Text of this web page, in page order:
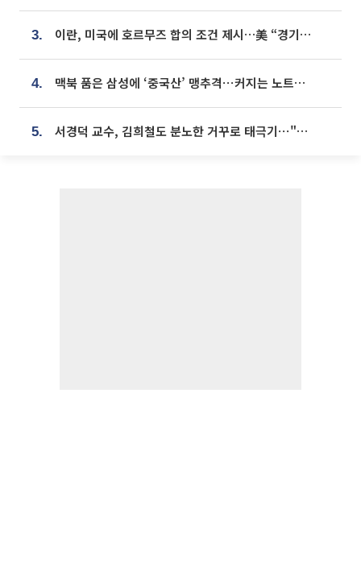
3. 이란, 미국에 호르무즈 합의 조건 제시…美 “경기 아직 안 끝나” [종합]
4. 맥북 품은 삼성에 ‘중국산’ 맹추격⋯커지는 노트북 OLED 시장
5. 서경덕 교수, 김희철도 분노한 거꾸로 태극기⋯"엉터리는 아냐, 아쉬울 뿐"